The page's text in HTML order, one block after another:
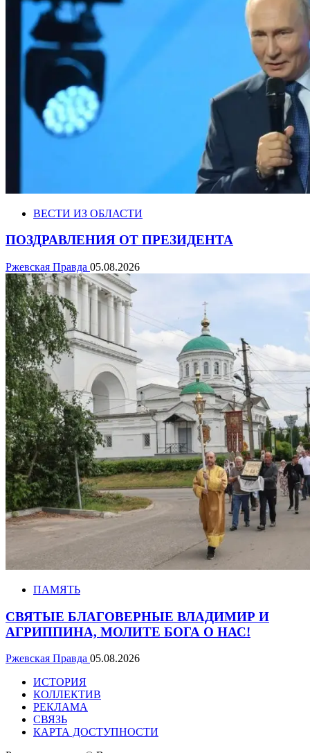
ВЕСТИ ИЗ ОБЛАСТИ
ПОЗДРАВЛЕНИЯ ОТ ПРЕЗИДЕНТА
Ржевская Правда 05.08.2026
ПАМЯТЬ
СВЯТЫЕ БЛАГОВЕРНЫЕ ВЛАДИМИР И
АГРИППИНА, МОЛИТЕ БОГА О НАС!
Ржевская Правда 05.08.2026
ИСТОРИЯ
КОЛЛЕКТИВ
РЕКЛАМА
СВЯЗЬ
КАРТА ДОСТУПНОСТИ